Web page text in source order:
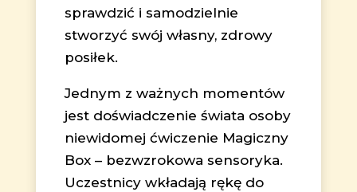
sprawdzić i samodzielnie
stworzyć swój własny, zdrowy
posiłek.
Jednym z ważnych momentów
jest doświadczenie świata osoby
niewidomej ćwiczenie Magiczny
Box – bezwzrokowa sensoryka.
Uczestnicy wkładają rękę do